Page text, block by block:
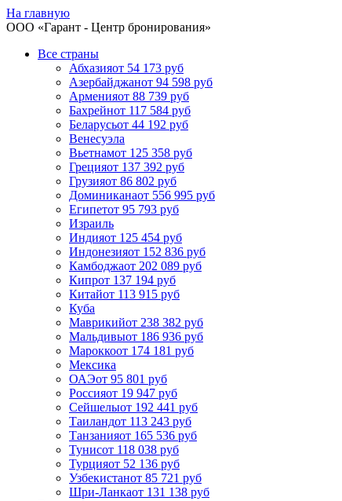
На главную
ООО «Гарант - Центр бронирования»
Все страны
Абхазияот 54 173 руб
Азербайджанот 94 598 руб
Арменияот 88 739 руб
Бахрейнот 117 584 руб
Беларусьот 44 192 руб
Венесуэла
Вьетнамот 125 358 руб
Грецияот 137 392 руб
Грузияот 86 802 руб
Доминиканаот 556 995 руб
Египетот 95 793 руб
Израиль
Индияот 125 454 руб
Индонезияот 152 836 руб
Камбоджаот 202 089 руб
Кипрот 137 194 руб
Китайот 113 915 руб
Куба
Маврикийот 238 382 руб
Мальдивыот 186 936 руб
Мароккоот 174 181 руб
Мексика
ОАЭот 95 801 руб
Россияот 19 947 руб
Сейшелыот 192 441 руб
Таиландот 113 243 руб
Танзанияот 165 536 руб
Тунисот 118 038 руб
Турцияот 52 136 руб
Узбекистанот 85 721 руб
Шри-Ланкаот 131 138 руб